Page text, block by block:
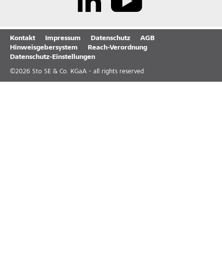
Kontakt Impressum Datenschutz
AGB
Hinweisgebersystem
Reach-Verordnung
Datenschutz-Einstellungen
©2026 Sto SE & Co. KGaA - all rights reserved